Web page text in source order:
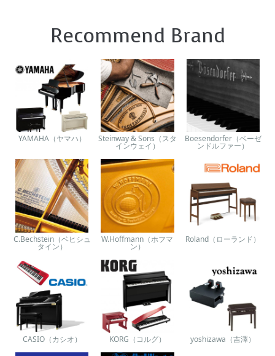
Recommend Brand
YAMAHA（ヤマハ） Steinway & Sons（スタ
インウェイ）
Boesendorfer（ベーゼ
ンドルファー）
C.Bechstein（ベヒシュ
タイン）
W.Hoffmann（ホフマ
ン）
Roland（ローランド）
CASIO（カシオ） KORG（コルグ） yoshizawa（吉澤）